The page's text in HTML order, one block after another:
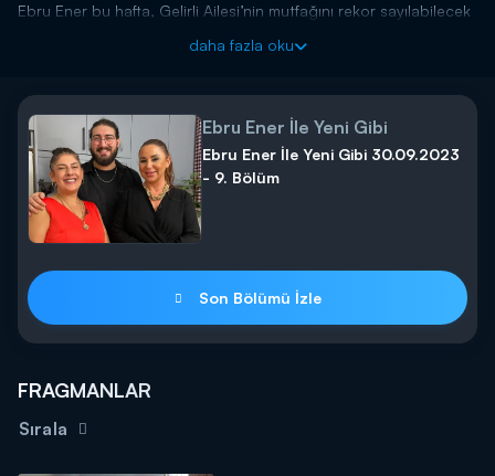
Ebru Ener bu hafta, Gelirli Ailesi’nin mutfağını rekor sayılabilecek
13.00 ‘de Kanal D’de…
daha fazla oku
Ebru Ener İle Yeni Gibi
Ebru Ener İle Yeni Gibi 30.09.2023
- 9. Bölüm
Son Bölümü İzle
FRAGMANLAR
Sırala